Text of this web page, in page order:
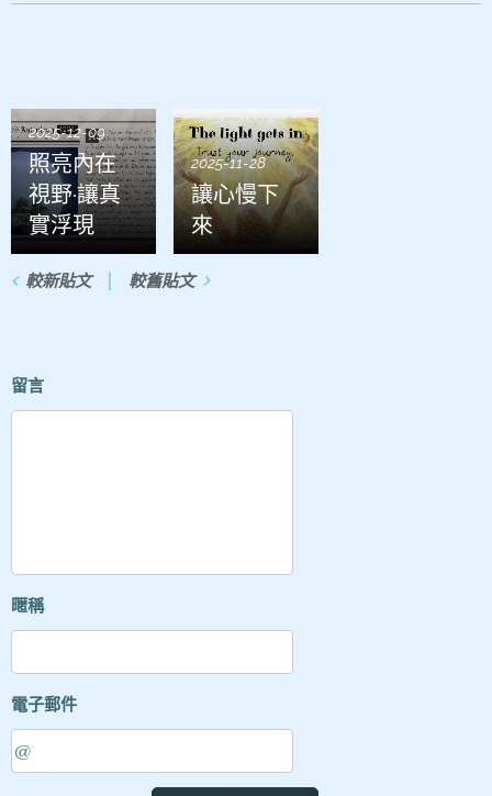
2025-12-09
照亮內在
視野·讓真
實浮現
2025-11-28
讓心慢下
來
較新貼文 較舊貼文
留言
暱稱
電子郵件